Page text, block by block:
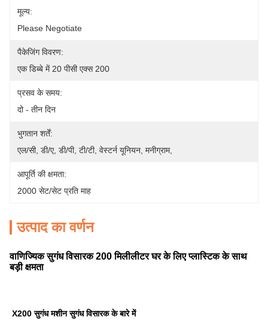
मूल्य:
Please Negotiate
पैकेजिंग विवरण:
एक डिब्बे में 20 पीसी एक्स 200
प्रसव के समय:
दो - तीन दिन
भुगतान शर्तें:
एल/सी, डी/ए, डी/पी, टी/टी, वेस्टर्न यूनियन, मनीग्राम,
आपूर्ति की क्षमता:
2000 सेट/सेट प्रति माह
उत्पाद का वर्णन
वाणिज्यिक सुगंध विसारक 200 मिलीलीटर घर के लिए प्लास्टिक के साथ
बड़ी क्षमता
X200 सुगंध मशीन सुगंध विसारक के बारे में